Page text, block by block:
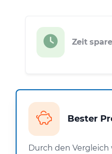
Zeit
Bester
Durch den Vergleich